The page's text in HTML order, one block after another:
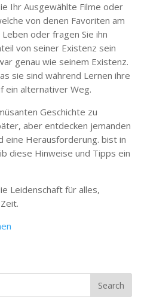
Ihr Ausgewählte Filme oder
von denen Favoriten am
oder fragen Sie ihn
von seiner Existenz sein
genau wie seinem Existenz.
sie sind während Lernen ihre
ein alternativer Weg.
Geschichte zu
aber entdecken jemanden
eine Herausforderung. bist in
diese Hinweise und Tipps ein
Leidenschaft für alles,